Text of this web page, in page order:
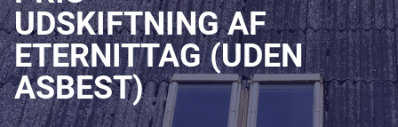
UDSKIFTNING AF
ETERNITTAG (UDEN
ASBEST)